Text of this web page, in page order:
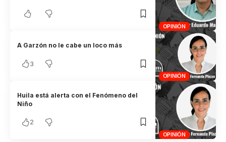
OPINIÓN
OPINIÓN
A Garzón no le cabe un loco más
3
OPINIÓN
Huila está alerta con el Fenómeno del
Niño
2